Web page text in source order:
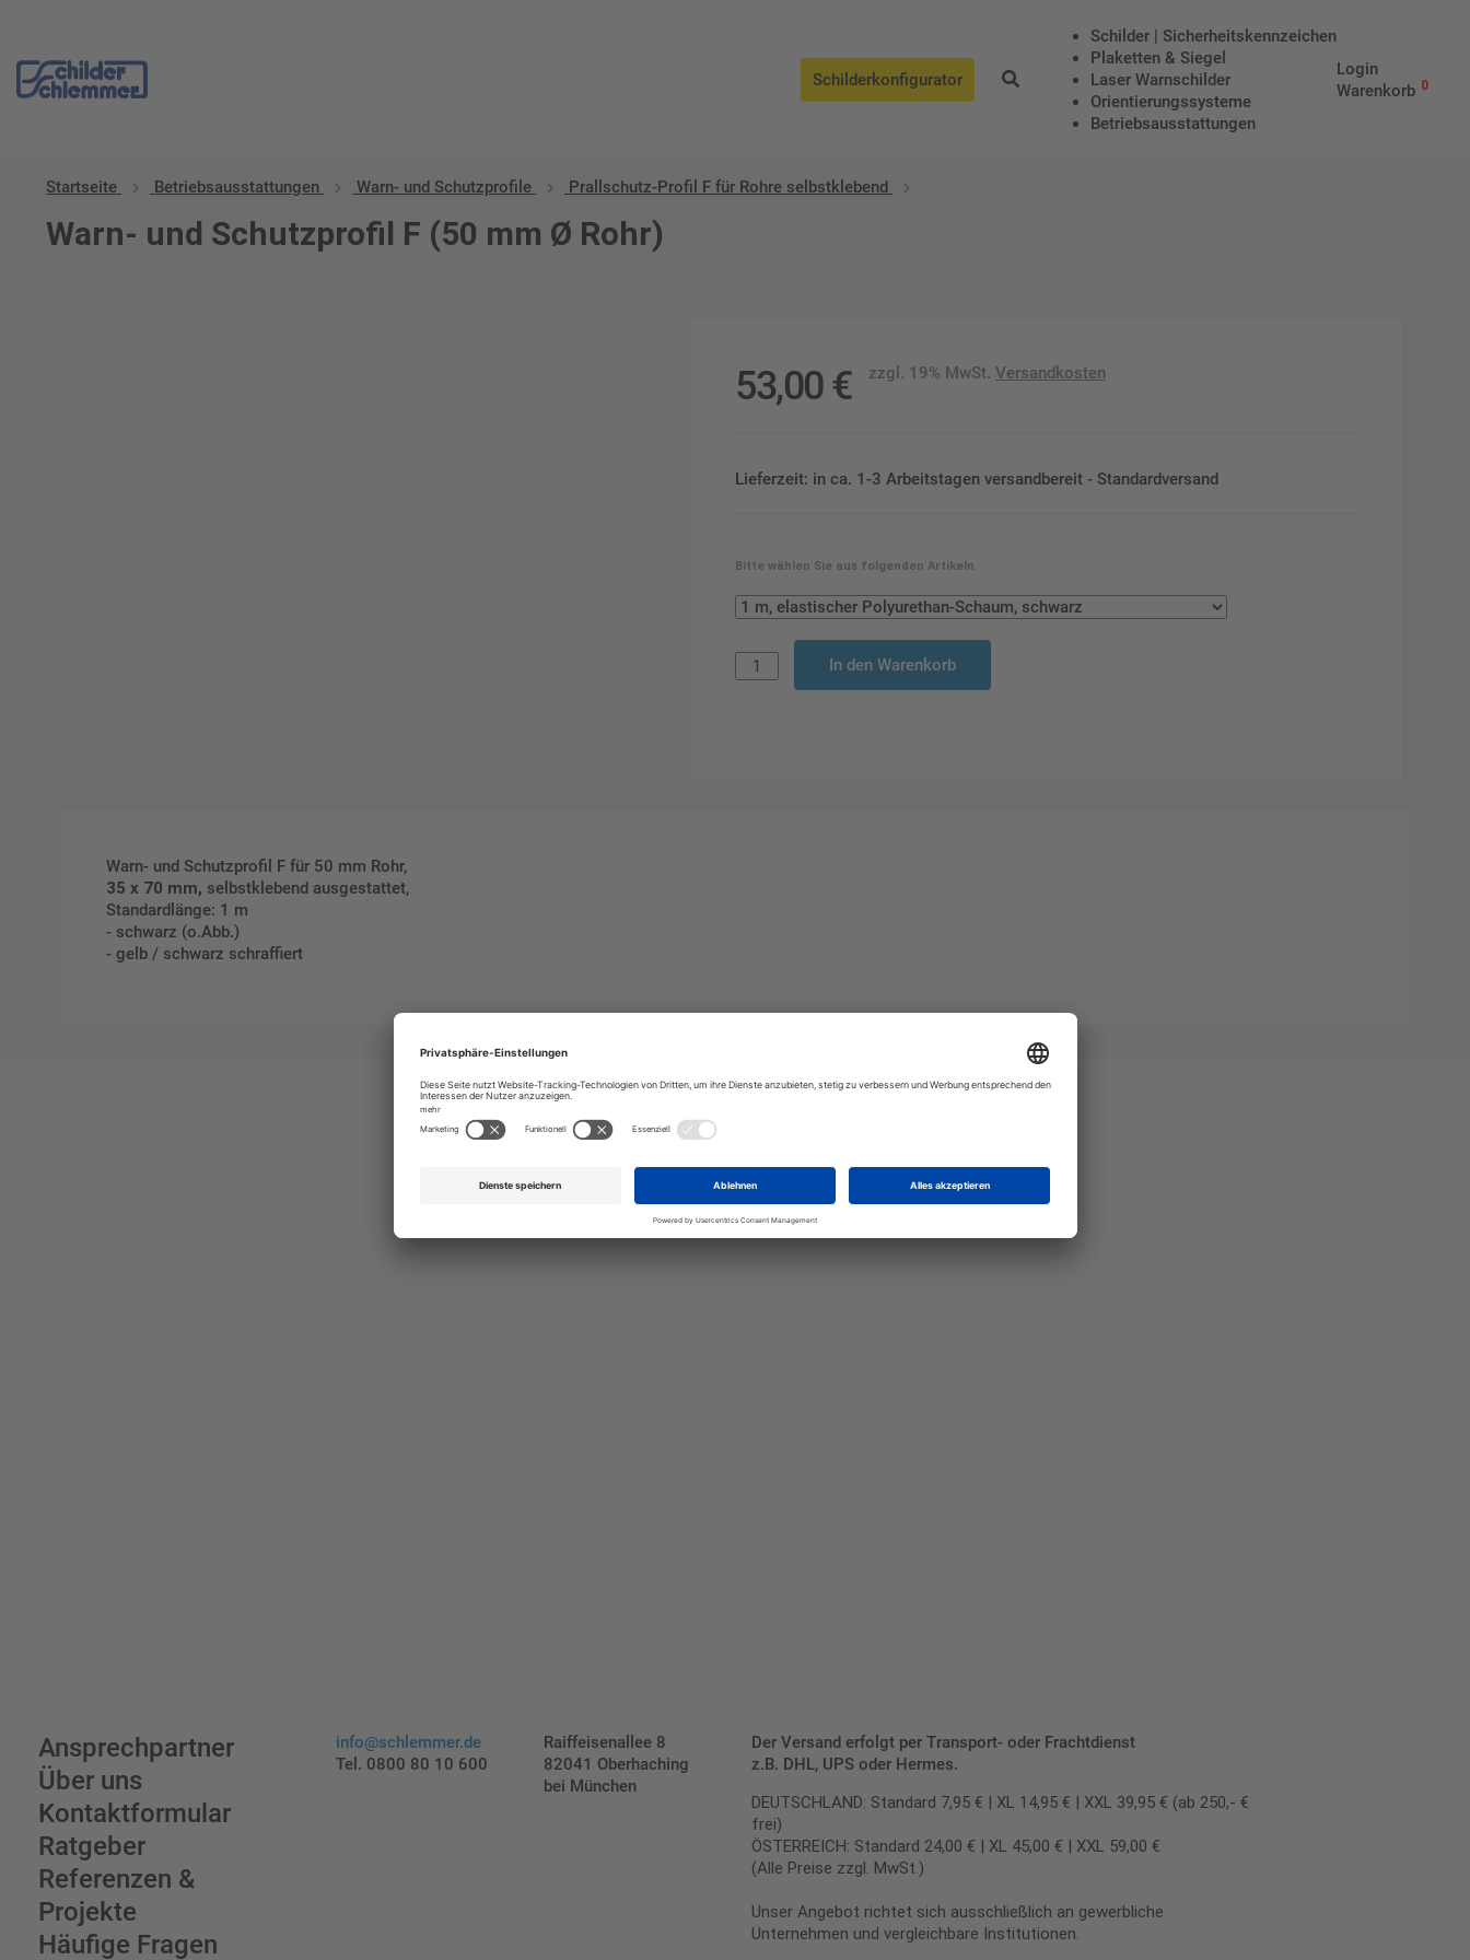
Schilderkonfigurator
Schilder | Sicherheitskennzeichen
Plaketten & Siegel
Laser Warnschilder
Orientierungssysteme
Betriebs­aus­stattungen
Login
Warenkorb 0
Startseite Betriebs­aus­stattungen Warn- und Schutzprofile Prallschutz-Profil F für Rohre selbstklebend
Warn- und Schutzprofil F (50 mm Ø Rohr)
53,00 € zzgl. 19% MwSt. Versandkosten
Lieferzeit: in ca. 1-3 Arbeitstagen versandbereit - Standardversand
Bitte wählen Sie aus folgenden Artikeln
In den Warenkorb
Warn- und Schutzprofil F für 50 mm Rohr,
35 x 70 mm, selbstklebend ausgestattet,
Standardlänge: 1 m
- schwarz (o.Abb.)
- gelb / schwarz schraffiert
Gestalten Sie Ihr eigenes Schild mit unserem Konfigurator "Schild-O-Mat"
Ansprechpartner
Über uns
Kontaktformular
Ratgeber
Referenzen &
Projekte
Häufige Fragen
info@schlemmer.de
Tel. 0800 80 10 600
Raiffeisenallee 8
82041 Oberhaching
bei München
Der Versand erfolgt per Transport- oder Frachtdienst
z.B. DHL, UPS oder Hermes.
DEUTSCHLAND: Standard 7,95 € | XL 14,95 € | XXL 39,95 € (ab 250,- €
frei)
ÖSTERREICH: Standard 24,00 € | XL 45,00 € | XXL 59,00 €
(Alle Preise zzgl. MwSt.)
Unser Angebot richtet sich ausschließlich an gewerbliche
Unternehmen und vergleichbare Institutionen.